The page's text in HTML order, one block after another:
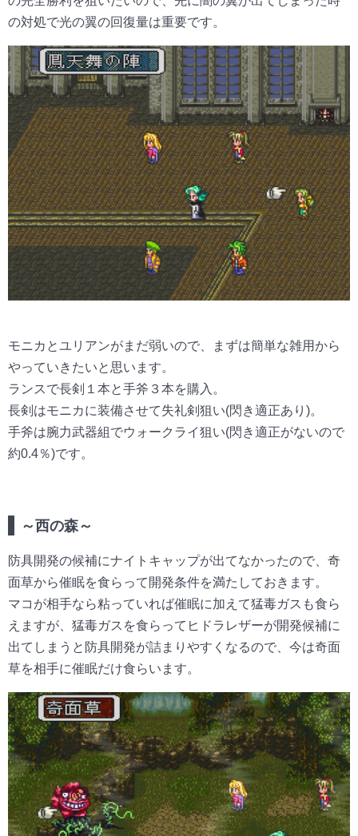
の対処で光の翼の回復量は重要です。
モニカとユリアンがまだ弱いので、まずは簡単な雑用から
やっていきたいと思います。
ランスで長剣１本と手斧３本を購入。
長剣はモニカに装備させて失礼剣狙い(閃き適正あり)。
手斧は腕力武器組でウォークライ狙い(閃き適正がないので
約0.4％)です。
～西の森～
防具開発の候補にナイトキャップが出てなかったので、奇
面草から催眠を食らって開発条件を満たしておきます。
マコが相手なら粘っていれば催眠に加えて猛毒ガスも食ら
えますが、猛毒ガスを食らってヒドラレザーが開発候補に
出てしまうと防具開発が詰まりやすくなるので、今は奇面
草を相手に催眠だけ食らいます。